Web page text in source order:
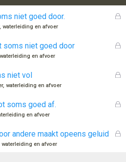
G
n
niet goed door.
waterleiding en afvoer
G
n
soms niet goed door
en afvoer
G
n
niet vol
waterleiding en afvoer
G
soms goed af.
en afvoer
G
andere maakt opeens geluid
waterleiding en afvoer